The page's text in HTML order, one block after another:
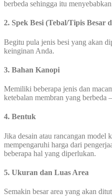
berbeda sehingga itu
2. Spek Besi (Tebal/Tipis Besar
Begitu pula jenis besi yang akan
keinginan Anda.
3. Bahan Kanopi
Memiliki beberapa jenis dan
ketebalan membran yang berbeda
4. Bentuk
Jika desain atau rancangan model
mempengaruhi harga dari
beberapa hal yang diperlukan.
5. Ukuran dan Luas Area
Semakin besar area yang akan